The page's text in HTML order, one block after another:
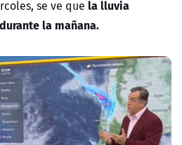
se ve que la lluvia
la mañana.